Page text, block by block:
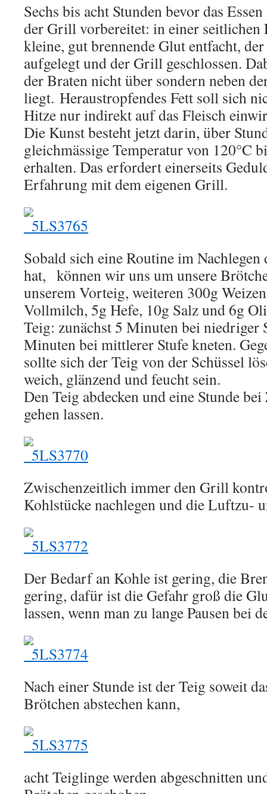
Sechs bis acht Stunden bevor das
der Grill vorbereitet: in einer seitlichen
kleine, gut brennende Glut entfacht,
aufgelegt und der Grill geschlossen.
der Braten nicht über sondern neben
liegt. Heraustropfendes Fett soll sich
Hitze nur indirekt auf das Fleisch
Die Kunst besteht jetzt darin, über
gleichmässige Temperatur von 120°C
erhalten. Das erfordert einerseits
Erfahrung mit dem eigenen Grill.
Sobald sich eine Routine im
hat, können wir uns um unsere
unserem Vorteig, weiteren 300g
Vollmilch, 5g Hefe, 10g Salz und 6g
Teig: zunächst 5 Minuten bei niedriger
Minuten bei mittlerer Stufe kneten.
sollte sich der Teig von der Schüssel
weich, glänzend und feucht sein.
Den Teig abdecken und eine Stunde
gehen lassen.
Zwischenzeitlich immer den Grill
Kohlstücke nachlegen und die Luftzu-
Der Bedarf an Kohle ist gering, die
gering, dafür ist die Gefahr groß die
lassen, wenn man zu lange Pausen bei
Nach einer Stunde ist der Teig soweit
Brötchen abstechen kann,
acht Teiglinge werden abgeschnitten